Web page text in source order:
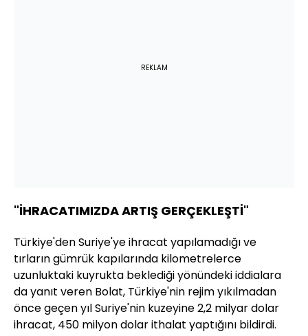
REKLAM
"İHRACATIMIZDA ARTIŞ GERÇEKLEŞTİ"
Türkiye'den Suriye'ye ihracat yapılamadığı ve
tırların gümrük kapılarında kilometrelerce
uzunluktaki kuyrukta beklediği yönündeki iddialara
da yanıt veren Bolat, Türkiye'nin rejim yıkılmadan
önce geçen yıl Suriye'nin kuzeyine 2,2 milyar dolar
ihracat, 450 milyon dolar ithalat yaptığını bildirdi.